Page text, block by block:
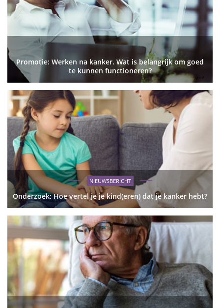
Promotie: Werken na kanker. Wat is belangrijk om goed
te kunnen functioneren?
NIEUWSBERICHT
Onderzoek: Hoe vertel je je kind(eren) dat je kanker hebt?